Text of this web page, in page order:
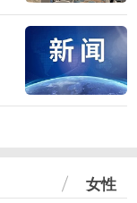
女性